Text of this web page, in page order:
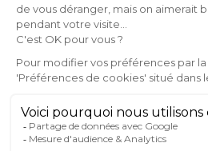
Abonnez-vous
à notre newsletter